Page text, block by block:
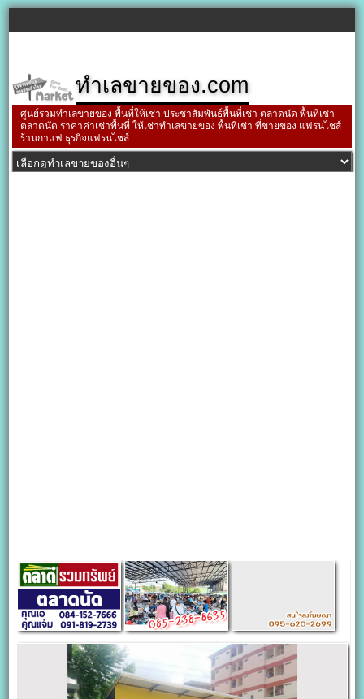
ทำเลขายของ.com
ศูนย์รวมทำเลขายของ พื้นที่ให้เช่า ประชาสัมพันธ์พื้นที่เช่า ตลาดนัด พื้นที่เช่า
ตลาดนัด ราคาค่าเช่าพื้นที่ ให้เช่าทำเลขายของ พื้นที่เช่า ที่ขายของ แฟรนไชส์
ร้านกาแฟ ธุรกิจแฟรนไชส์